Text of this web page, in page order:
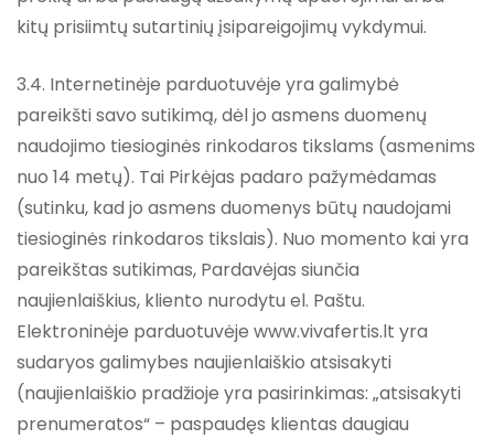
kitų prisiimtų sutartinių įsipareigojimų vykdymui.
3.4. Internetinėje parduotuvėje yra galimybė
pareikšti savo sutikimą, dėl jo asmens duomenų
naudojimo tiesioginės rinkodaros tikslams (asmenims
nuo 14 metų). Tai Pirkėjas padaro pažymėdamas
(sutinku, kad jo asmens duomenys būtų naudojami
tiesioginės rinkodaros tikslais). Nuo momento kai yra
pareikštas sutikimas, Pardavėjas siunčia
naujienlaiškius, kliento nurodytu el. Paštu.
Elektroninėje parduotuvėje www.vivafertis.lt yra
sudaryos galimybes naujienlaiškio atsisakyti
(naujienlaiškio pradžioje yra pasirinkimas: „atsisakyti
prenumeratos“ – paspaudęs klientas daugiau